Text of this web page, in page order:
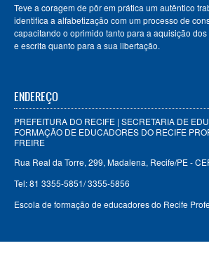
Teve a coragem de pôr em prática um autêntico
identifica a alfabetização com um processo de
capacitando o oprimido tanto para a aquisição
e escrita quanto para a sua libertação.
ENDEREÇO
PREFEITURA DO RECIFE | SECRETARIA DE
FORMAÇÃO DE EDUCADORES DO RECIFE
FREIRE
Rua Real da Torre, 299, Madalena, Recife/PE -
Tel: 81 3355-5851/ 3355-5856
Escola de formação de educadores do Recife